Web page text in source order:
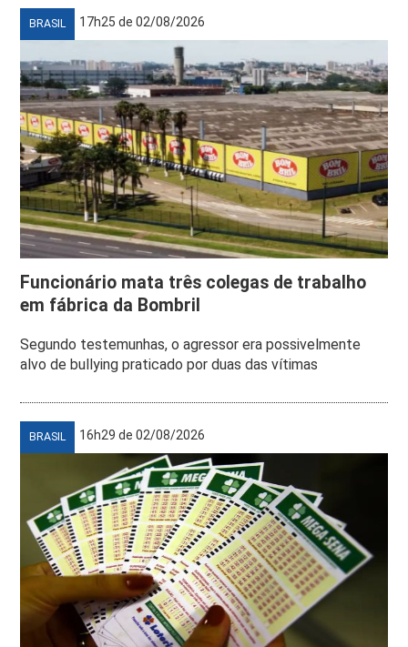
BRASIL 17h25 de 02/08/2026
Funcionário mata três colegas de trabalho
em fábrica da Bombril
Segundo testemunhas, o agressor era possivelmente
alvo de bullying praticado por duas das vítimas
BRASIL 16h29 de 02/08/2026